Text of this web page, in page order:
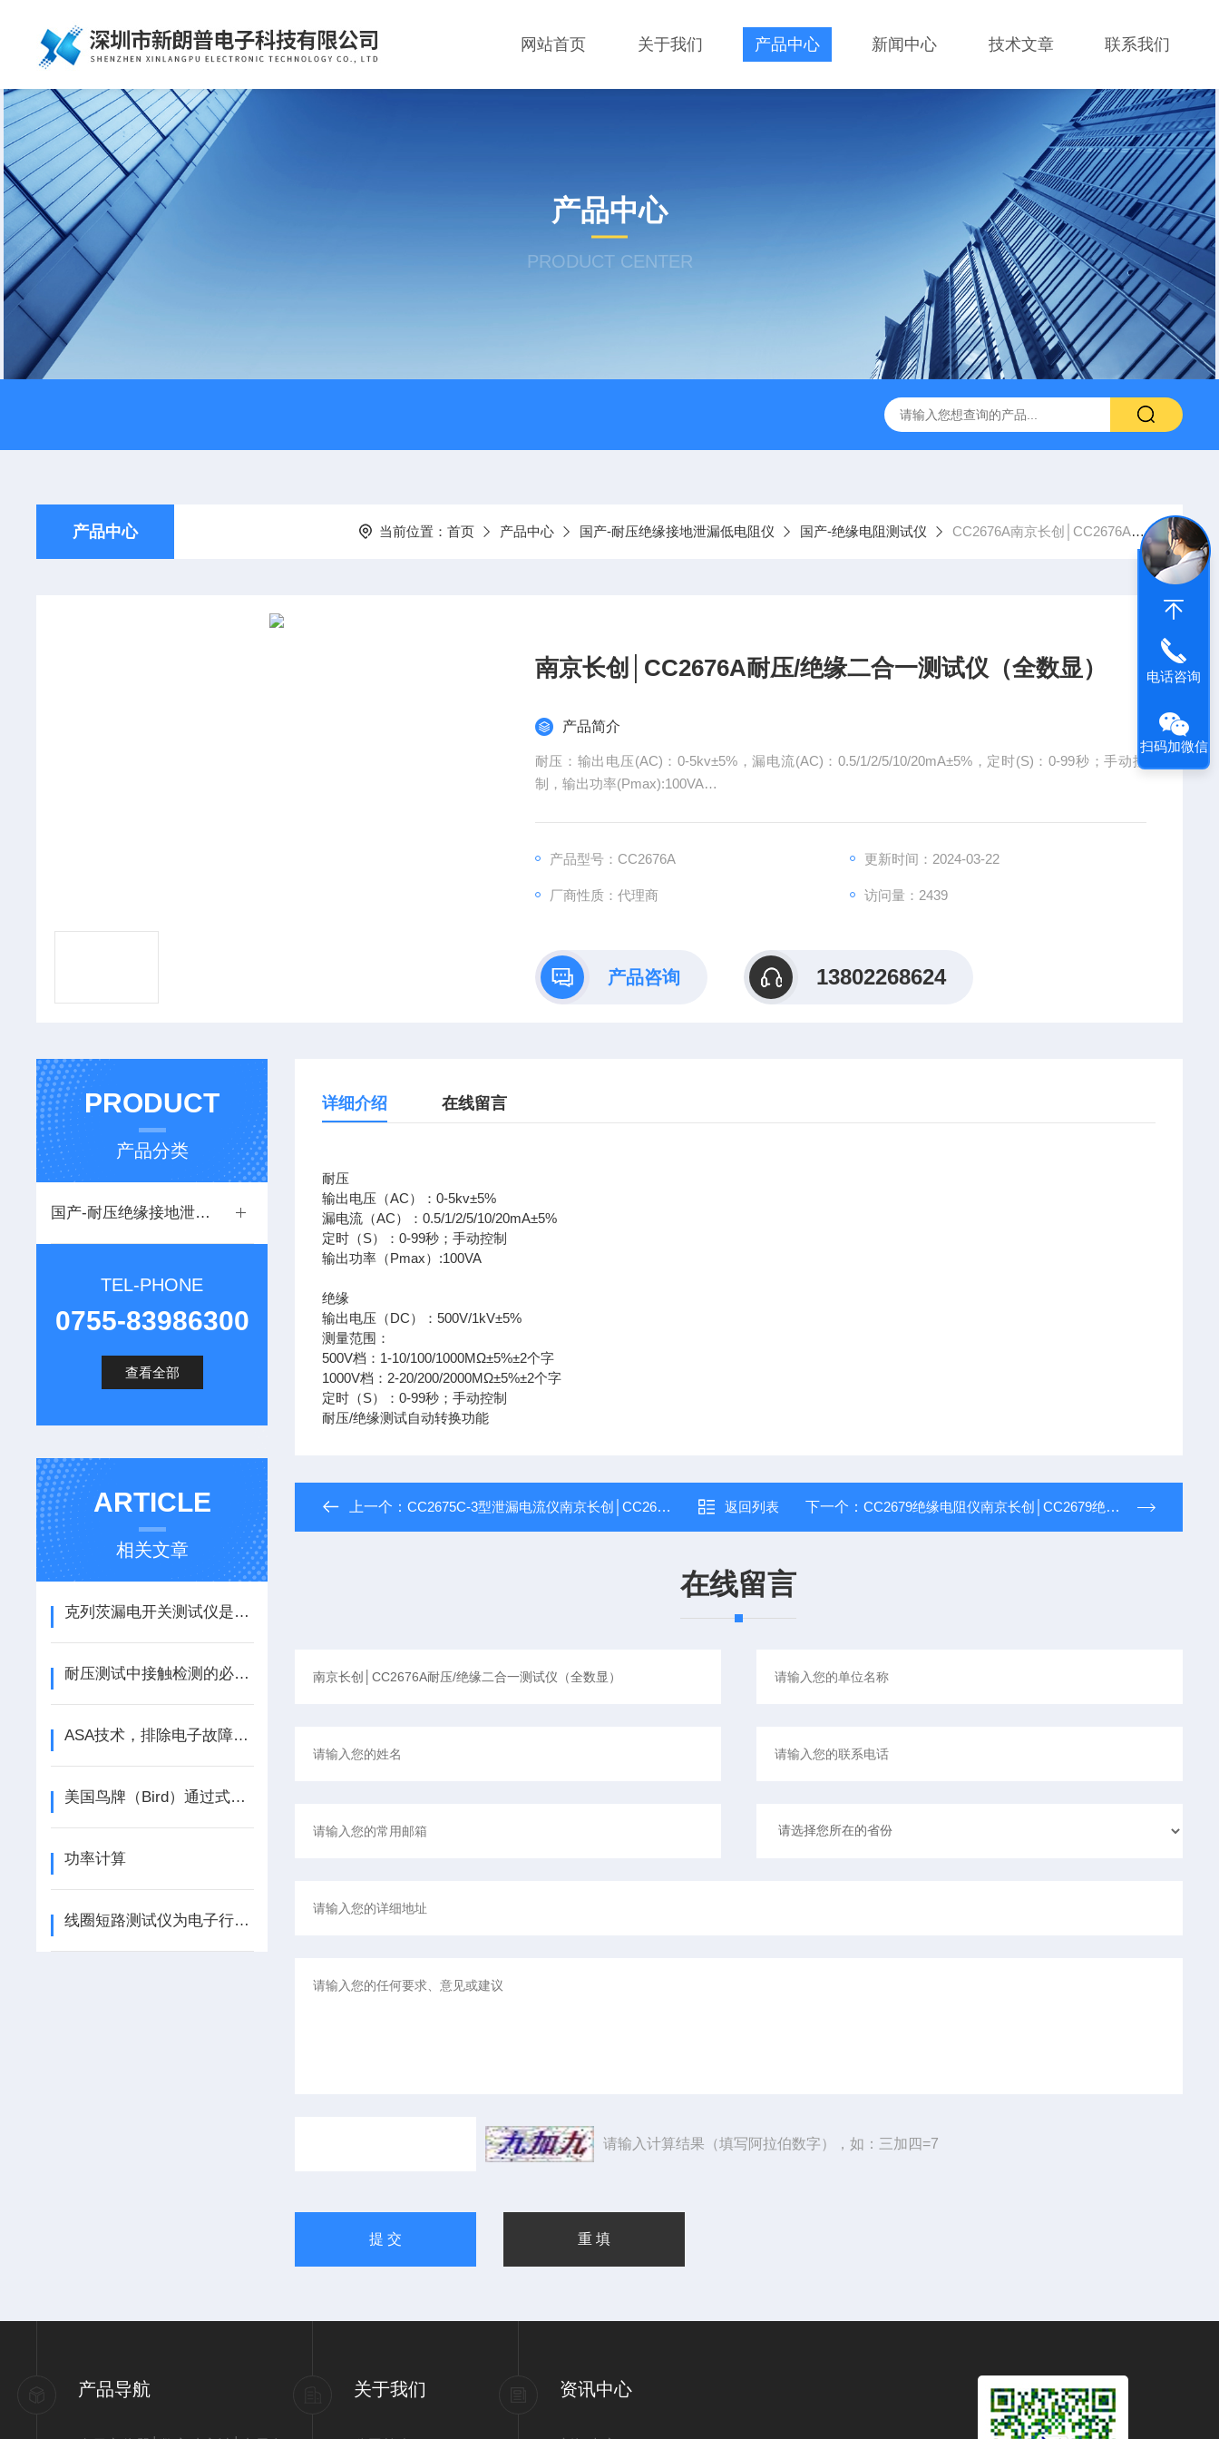
网站首页 关于我们 产品中心 新闻中心 技术文章 联系我们
产品中心
PRODUCT CENTER
产品中心 当前位置：首页 产品中心 国产-耐压绝缘接地泄漏低电阻仪 国产-绝缘电阻测试仪 CC2676A南京长创│CC2676A耐压/绝缘二合一测试仪（全数显）
南京长创│CC2676A耐压/绝缘二合一测试仪（全数显）
产品简介
耐压：输出电压(AC)：0-5kv±5%，漏电流(AC)：0.5/1/2/5/10/20mA±5%，定时(S)：0-99秒；手动控
制，输出功率(Pmax):100VA
产品型号：CC2676A
更新时间：2024-03-22
厂商性质：代理商 访问量：2439
产品咨询 13802268624
详细介绍 在线留言
耐压
输出电压（AC）：0-5kv±5%
漏电流（AC）：0.5/1/2/5/10/20mA±5%
定时（S）：0-99秒；手动控制
输出功率（Pmax）:100VA
绝缘
输出电压（DC）：500V/1kV±5%
测量范围：
500V档：1-10/100/1000MΩ±5%±2个字
1000V档：2-20/200/2000MΩ±5%±2个字
定时（S）：0-99秒；手动控制
耐压/绝缘测试自动转换功能
上一个：CC2675C-3型泄漏电流仪南京长创│CC2675C-3型泄漏电流测试仪（全数显） 返回列表 下一个： CC2679绝缘电阻仪南京长创│CC2679绝缘电阻测试仪（全数显）
在线留言
请输入计算结果（填写阿拉伯数字），如：三加四=7
PRODUCT
产品分类
国产-耐压绝缘接地泄漏低电阻仪
TEL-PHONE
0755-83986300
查看全部
ARTICLE
相关文章
克列茨漏电开关测试仪是电气安全防线的精准校验标尺
耐压测试中接触检测的必要性-耐压测试仪使用注意
ASA技术，排除电子故障的Z佳方案
美国鸟牌（Bird）通过式功率表探头选型表
功率计算
线圈短路测试仪为电子行业的发展保驾护航
产品导航 关于我们 资讯中心
电话咨询
扫码加微信